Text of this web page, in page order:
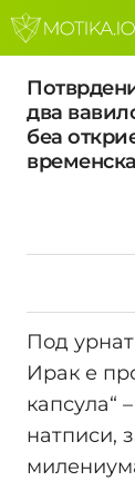
два
беа
Под
Ирак е
капсула“
натписи,